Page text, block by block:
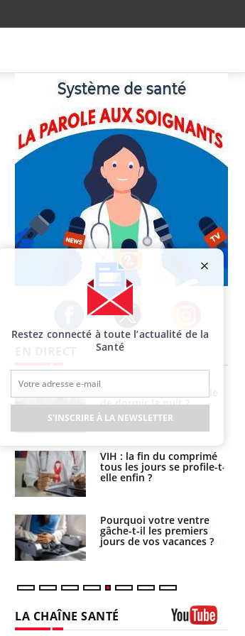
Facebook Twitter Instagram
pourquoi le risque de
noyade grimpe-t-il ?
Le Viagra pourrait-il
freiner la propagation du
cancer ?
Pourquoi manger moins
de protéines pourrait
finalement être bénéfique
LA CHAÎNE SANTÉ
Restez connecté à toute l’actualité de la
Santé
S'INSCRIRE À LA NEWSLETTER